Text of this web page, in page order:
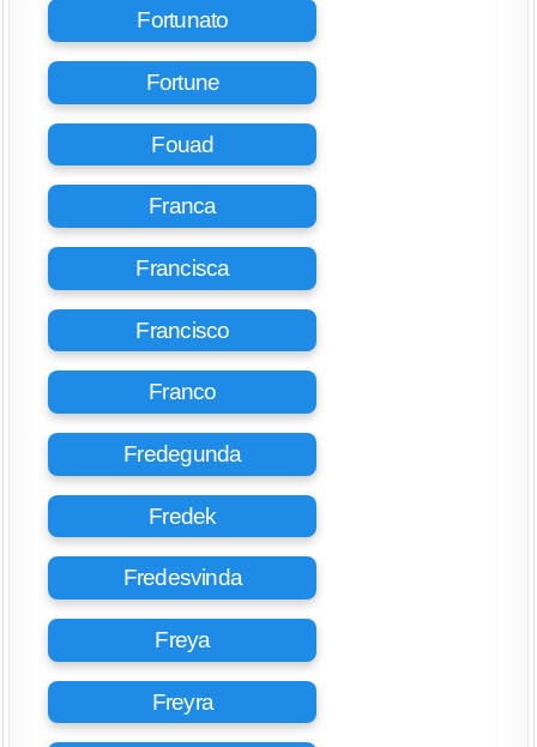
Fortunato
Fortune
Fouad
Franca
Francisca
Francisco
Franco
Fredegunda
Fredek
Fredesvinda
Freya
Freyra